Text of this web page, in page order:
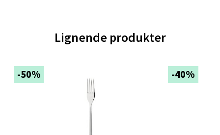
Lignende produkter
-50% -40%
Oppdal - Aunasenteret